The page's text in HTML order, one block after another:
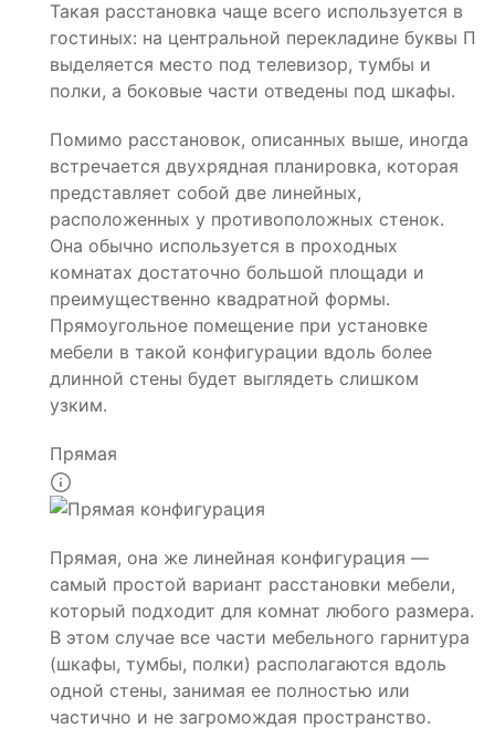
Такая расстановка чаще всего используется в
гостиных: на центральной перекладине буквы П
выделяется место под телевизор, тумбы и
полки, а боковые части отведены под шкафы.
Помимо расстановок, описанных выше, иногда
встречается двухрядная планировка, которая
представляет собой две линейных,
расположенных у противоположных стенок.
Она обычно используется в проходных
комнатах достаточно большой площади и
преимущественно квадратной формы.
Прямоугольное помещение при установке
мебели в такой конфигурации вдоль более
длинной стены будет выглядеть слишком
узким.
Прямая
Прямая, она же линейная конфигурация —
самый простой вариант расстановки мебели,
который подходит для комнат любого размера.
В этом случае все части мебельного гарнитура
(шкафы, тумбы, полки) располагаются вдоль
одной стены, занимая ее полностью или
частично и не загромождая пространство.